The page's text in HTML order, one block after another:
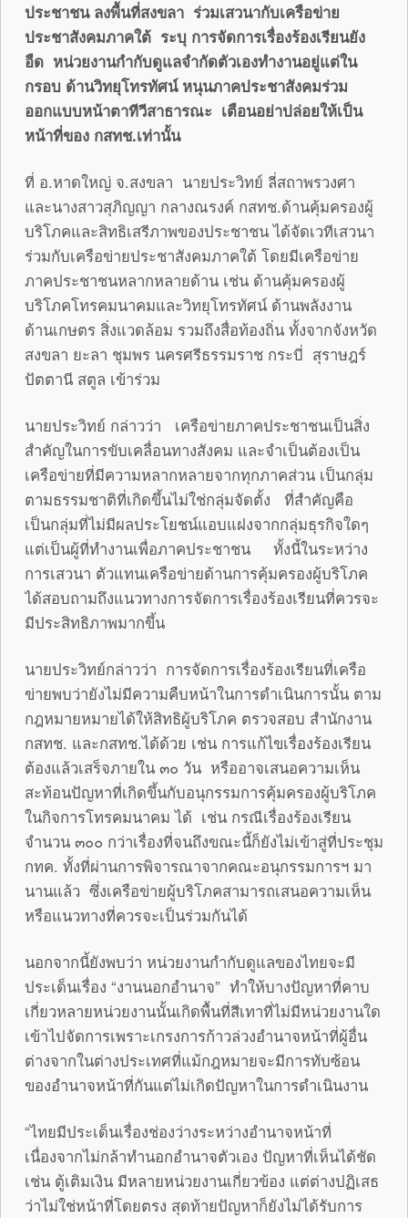
ประชาชน ลงพื้นที่สงขลา ร่วมเสวนากับเครือข่าย
ประชาสังคมภาคใต้ ระบุ การจัดการเรื่องร้องเรียนยัง
อืด หน่วยงานกำกับดูแลจำกัดตัวเองทำงานอยู่แต่ใน
กรอบ ด้านวิทยุโทรทัศน์ หนุนภาคประชาสังคมร่วม
ออกแบบหน้าตาทีวีสาธารณะ เตือนอย่าปล่อยให้เป็น
หน้าที่ของ กสทช.เท่านั้น
ที่ อ.หาดใหญ่ จ.สงขลา นายประวิทย์ ลี่สถาพรวงศา
และนางสาวสุภิญญา กลางณรงค์ กสทช.ด้านคุ้มครองผู้
บริโภคและสิทธิเสรีภาพของประชาชน ได้จัดเวทีเสวนา
ร่วมกับเครือข่ายประชาสังคมภาคใต้ โดยมีเครือข่าย
ภาคประชาชนหลากหลายด้าน เช่น ด้านคุ้มครองผู้
บริโภคโทรคมนาคมและวิทยุโทรทัศน์ ด้านพลังงาน
ด้านเกษตร สิ่งแวดล้อม รวมถึงสื่อท้องถิ่น ทั้งจากจังหวัด
สงขลา ยะลา ชุมพร นครศรีธรรมราช กระบี่ สุราษฎร์
ปัตตานี สตูล เข้าร่วม
นายประวิทย์ กล่าวว่า เครือข่ายภาคประชาชนเป็นสิ่ง
สำคัญในการขับเคลื่อนทางสังคม และจำเป็นต้องเป็น
เครือข่ายที่มีความหลากหลายจากทุกภาคส่วน เป็นกลุ่ม
ตามธรรมชาติที่เกิดขึ้นไม่ใช่กลุ่มจัดตั้ง ที่สำคัญคือ
เป็นกลุ่มที่ไม่มีผลประโยชน์แอบแฝงจากกลุ่มธุรกิจใดๆ
แต่เป็นผู้ที่ทำงานเพื่อภาคประชาชน ทั้งนี้ในระหว่าง
การเสวนา ตัวแทนเครือข่ายด้านการคุ้มครองผู้บริโภค
ได้สอบถามถึงแนวทางการจัดการเรื่องร้องเรียนที่ควรจะ
มีประสิทธิภาพมากขึ้น
นายประวิทย์กล่าวว่า การจัดการเรื่องร้องเรียนที่เครือ
ข่ายพบว่ายังไม่มีความคืบหน้าในการดำเนินการนั้น ตาม
กฎหมายหมายได้ให้สิทธิผู้บริโภค ตรวจสอบ สำนักงาน
กสทช. และกสทช.ได้ด้วย เช่น การแก้ไขเรื่องร้องเรียน
ต้องแล้วเสร็จภายใน ๓๐ วัน หรืออาจเสนอความเห็น
สะท้อนปัญหาที่เกิดขึ้นกับอนุกรรมการคุ้มครองผู้บริโภค
ในกิจการโทรคมนาคม ได้ เช่น กรณีเรื่องร้องเรียน
จำนวน ๓๐๐ กว่าเรื่องที่จนถึงขณะนี้ก็ยังไม่เข้าสู่ที่ประชุม
กทค. ทั้งที่ผ่านการพิจารณาจากคณะอนุกรรมการฯ มา
นานแล้ว ซึ่งเครือข่ายผู้บริโภคสามารถเสนอความเห็น
หรือแนวทางที่ควรจะเป็นร่วมกันได้
นอกจากนี้ยังพบว่า หน่วยงานกำกับดูแลของไทยจะมี
ประเด็นเรื่อง “งานนอกอำนาจ” ทำให้บางปัญหาที่คาบ
เกี่ยวหลายหน่วยงานนั้นเกิดพื้นที่สีเทาที่ไม่มีหน่วยงานใด
เข้าไปจัดการเพราะเกรงการก้าวล่วงอำนาจหน้าที่ผู้อื่น
ต่างจากในต่างประเทศที่แม้กฎหมายจะมีการทับซ้อน
ของอำนาจหน้าที่กันแต่ไม่เกิดปัญหาในการดำเนินงาน
“ไทยมีประเด็นเรื่องช่องว่างระหว่างอำนาจหน้าที่
เนื่องจากไม่กล้าทำนอกอำนาจตัวเอง ปัญหาที่เห็นได้ชัด
เช่น ตู้เติมเงิน มีหลายหน่วยงานเกี่ยวข้อง แต่ต่างปฏิเสธ
ว่าไม่ใช่หน้าที่โดยตรง สุดท้ายปัญหาก็ยังไม่ได้รับการ